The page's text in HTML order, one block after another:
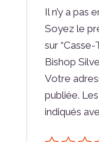
Il n’y a pas
Soyez le
sur
Bishop
Votre
publiée.
indiqués